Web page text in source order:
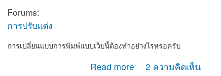
Forums:
การปรับแต่ง
การเปลี่ยนแบบการพิมพ์แบบเว็บนี้ต้องทำอย่างไรหรอครับ
Read more 2 ความคิดเห็น